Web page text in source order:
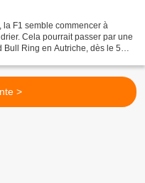
F1 semble commencer à
Cela pourrait passer par une
Ring en Autriche, dès le 5
>